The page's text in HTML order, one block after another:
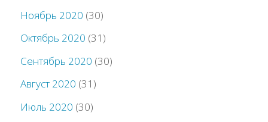
Ноябрь 2020 (30)
Октябрь 2020 (31)
Сентябрь 2020 (30)
Август 2020 (31)
Июль 2020 (30)